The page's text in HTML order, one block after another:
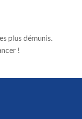
plus démunis.
!